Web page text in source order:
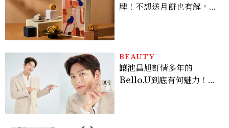
牌！不想送月餅也有解，送
BEAUTY
讓池昌旭訂情多年的
Bello.U到底有何魅力！揭